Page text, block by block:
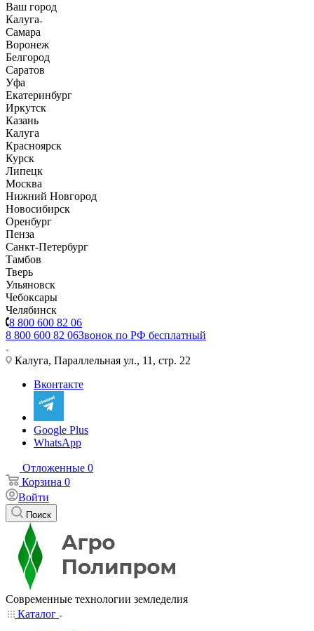
Ваш город
Калуга
Самара
Воронеж
Белгород
Саратов
Уфа
Екатеринбург
Иркутск
Казань
Калуга
Красноярск
Курск
Липецк
Москва
Нижний Новгород
Новосибирск
Оренбург
Пенза
Санкт-Петербург
Тамбов
Тверь
Ульяновск
Чебоксары
Челябинск
8 800 600 82 06
8 800 600 82 06Звонок по РФ бесплатный
Калуга, Параллельная ул., 11, стр. 22
Вконтакте
Google Plus
WhatsApp
Отложенные 0
Корзина 0
Войти
Поиск
Современные технологии земледелия
Каталог